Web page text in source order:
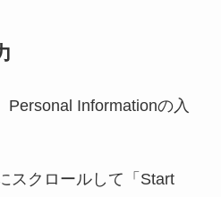
Personal Informationの入
スクロールして「Start